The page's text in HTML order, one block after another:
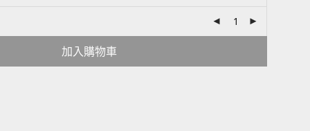
加入購物車